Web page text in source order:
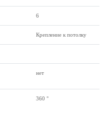
6
Крепление к потолку
нет
360 °